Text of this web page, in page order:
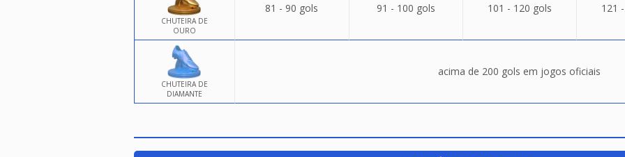
CHUTEIRA DE
OURO
81 - 90 gols 91 - 100 gols 101 - 120 gols 121
CHUTEIRA DE
DIAMANTE
acima de 200 gols em jogos oficiais